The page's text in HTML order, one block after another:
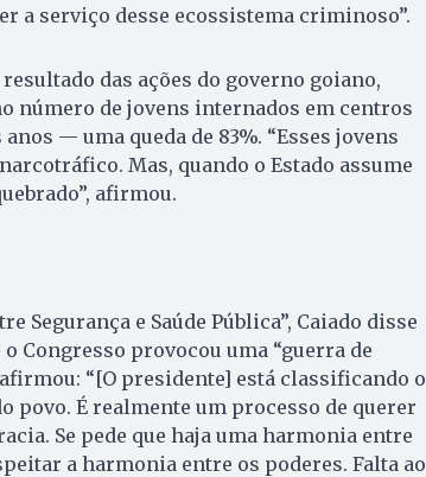
a serviço desse ecossistema criminoso”.
das ações do governo goiano,
número de jovens internados em centros
— uma queda de 83%. “Esses jovens
Mas, quando o Estado assume
afirmou.
Segurança e Saúde Pública”, Caiado disse
Congresso provocou uma “guerra de
“[O presidente] está classificando o
povo. É realmente um processo de querer
Se pede que haja uma harmonia entre
a harmonia entre os poderes. Falta ao